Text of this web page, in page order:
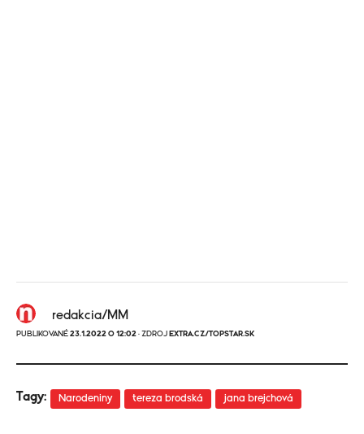
redakcia/MM
PUBLIKOVANÉ 23.1.2022 O 12:02 · ZDROJ EXTRA.CZ/TOPSTAR.SK
Tagy: Narodeniny tereza brodská jana brejchová